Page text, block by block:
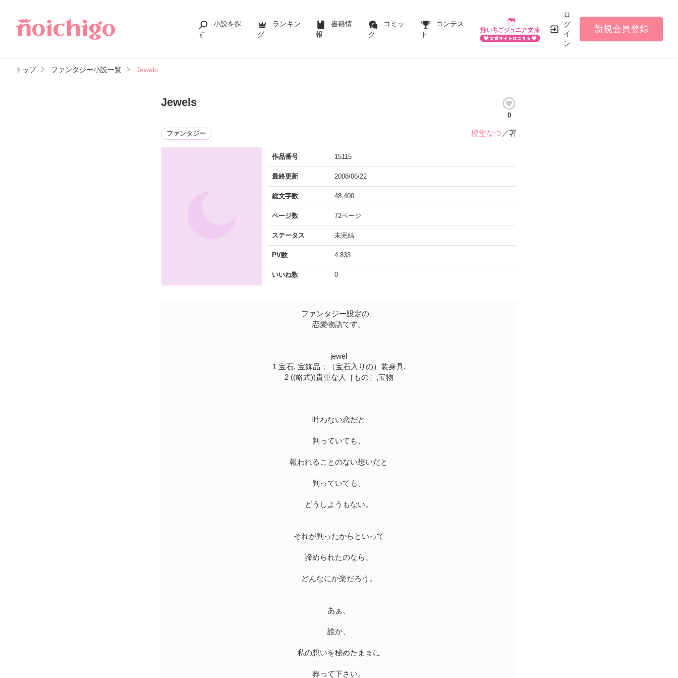
小説を探
す
ランキン
グ
書籍情
報
コミッ
ク
コンテス
ト
ロ
グ
イ
ン
新規会員登録
トップ ファンタジー小説一覧 Jewels
Jewels
0
ファンタジー 橙堂なつ ／著
作品番号 15115
最終更新 2008/06/22
総文字数 48,400
ページ数 72ページ
ステータス 未完結
PV数 4,833
いいね数 0
ファンタジー設定の、
恋愛物語です。
jewel
1 宝石, 宝飾品；（宝石入りの）装身具.
2 ((略式))貴重な人［もの］,宝物
叶わない恋だと
判っていても、
報われることのない想いだと
判っていても、
どうしようもない。
それが判ったからといって
諦められたのなら、
どんなにか楽だろう。
あぁ、
誰か、
私の想いを秘めたままに
葬って下さい。